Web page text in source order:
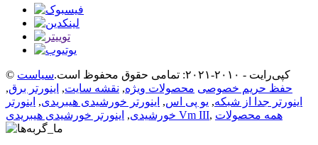
© کپی‌رایت - ۲۰۱۰-۲۰۲۱: تمامی حقوق محفوظ است.
سیاست
حفظ حریم خصوصی محصولات ویژه, نقشه سایت, اینورتر برق,
اینورتر جدا از شبکه, یو پی اس, اینورتر خورشیدی هیبریدی, اینورتر
خورشیدی, اینورتر خورشیدی هیبریدی Vm III, همه محصولات